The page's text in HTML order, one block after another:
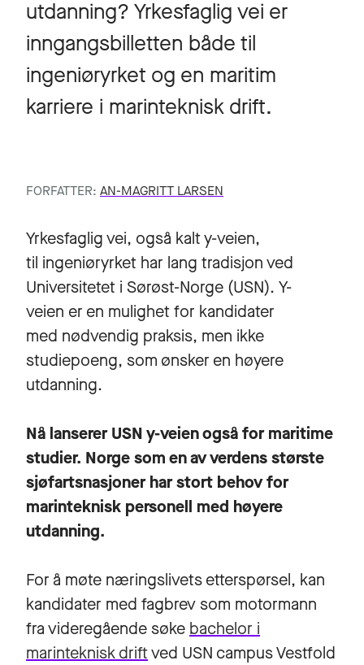
utdanning? Yrkesfaglig vei er
inngangsbilletten både til
ingeniøryrket og en maritim
karriere i marinteknisk drift.
FORFATTER: AN-MAGRITT LARSEN
Yrkesfaglig vei, også kalt y-veien,
til ingeniøryrket har lang tradisjon ved
Universitetet i Sørøst-Norge (USN). Y-
veien er en mulighet for kandidater
med nødvendig praksis, men ikke
studiepoeng, som ønsker en høyere
utdanning.
Nå lanserer USN y-veien også for maritime
studier. Norge som en av verdens største
sjøfartsnasjoner har stort behov for
marinteknisk personell med høyere
utdanning.
For å møte næringslivets etterspørsel, kan
kandidater med fagbrev som motormann
fra videregående søke bachelor i
marinteknisk driftved USN campus Vestfold